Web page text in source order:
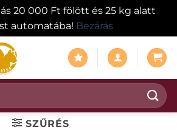
20 000 Ft fölött és 25 kg alatt
automatába! Bezárás
SZŰRÉS